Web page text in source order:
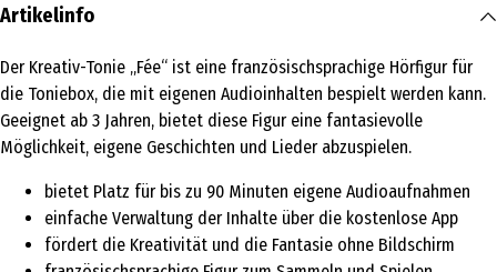
Artikelinfo
Der Kreativ-Tonie „Fée“ ist eine französischsprachige Hörfigur für
die Toniebox, die mit eigenen Audioinhalten bespielt werden kann.
Geeignet ab 3 Jahren, bietet diese Figur eine fantasievolle
Möglichkeit, eigene Geschichten und Lieder abzuspielen.
bietet Platz für bis zu 90 Minuten eigene Audioaufnahmen
einfache Verwaltung der Inhalte über die kostenlose App
fördert die Kreativität und die Fantasie ohne Bildschirm